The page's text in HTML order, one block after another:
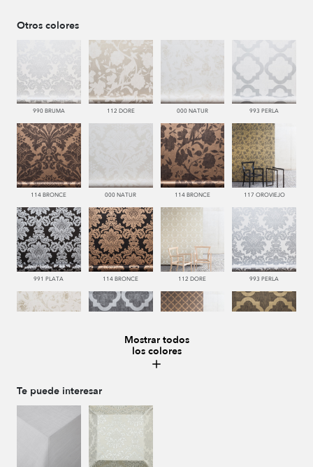
Otros colores
990 BRUMA 112 DORE 000 NATUR 993 PERLA
114 BRONCE 000 NATUR 114 BRONCE 117 OROVIEJO
991 PLATA 114 BRONCE 112 DORE 993 PERLA
000 NATUR
Mostrar todos
los colores
Te puede interesar